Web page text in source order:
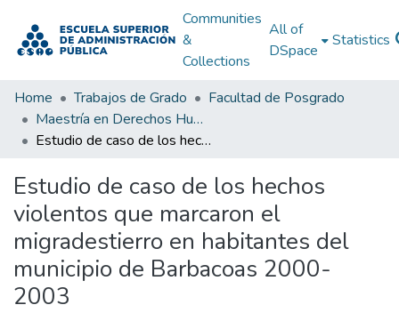
Communities
&
Collections
All of
DSpace
Statistics
Home Trabajos de Grado
Facultad de Posgrado
Maestría en Derechos Humanos, Gestión de la Transición y Posconflicto
Estudio de caso de los hechos violentos que marcaron el migradestierro en habitantes del municipio de Barbacoas 2000-2003
Estudio de caso de los hechos
violentos que marcaron el
migradestierro en habitantes del
municipio de Barbacoas 2000-
2003